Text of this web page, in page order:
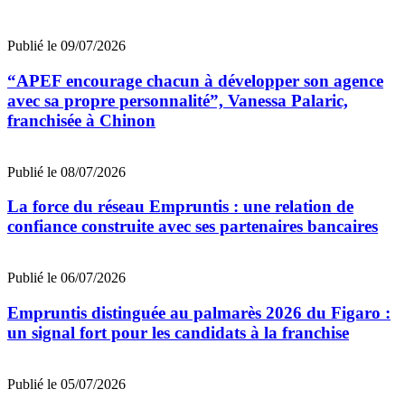
Publié le 09/07/2026
“APEF encourage chacun à développer son agence
avec sa propre personnalité”, Vanessa Palaric,
franchisée à Chinon
Publié le 08/07/2026
La force du réseau Empruntis : une relation de
confiance construite avec ses partenaires bancaires
Publié le 06/07/2026
Empruntis distinguée au palmarès 2026 du Figaro :
un signal fort pour les candidats à la franchise
Publié le 05/07/2026